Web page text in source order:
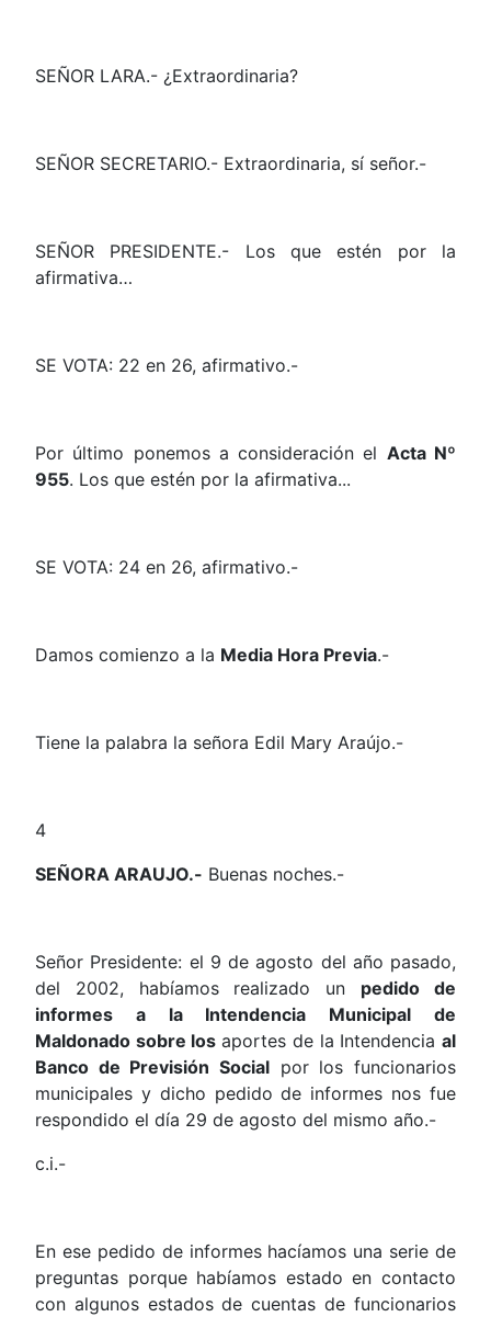
SEÑOR LARA.- ¿Extraordinaria?
SEÑOR SECRETARIO.- Extraordinaria, sí señor.-
SEÑOR PRESIDENTE.- Los que estén por la
afirmativa…
SE VOTA: 22 en 26, afirmativo.-
Por último ponemos a consideración el Acta Nº
955. Los que estén por la afirmativa...
SE VOTA: 24 en 26, afirmativo.-
Damos comienzo a la Media Hora Previa.-
Tiene la palabra la señora Edil Mary Araújo.-
4
SEÑORA ARAUJO.- Buenas noches.-
Señor Presidente: el 9 de agosto del año pasado,
del 2002, habíamos realizado un pedido de
informes a la Intendencia Municipal de
Maldonado sobre losaportes de la Intendenciaal
Banco de Previsión Social por los funcionarios
municipales y dicho pedido de informes nos fue
respondido el día 29 de agosto del mismo año.-
c.i.-
En ese pedido de informes hacíamos una serie de
preguntas porque habíamos estado en contacto
con algunos estados de cuentas de funcionarios